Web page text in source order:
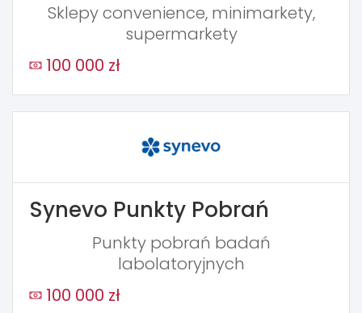
Sklepy convenience, minimarkety,
supermarkety
100 000 zł
Synevo Punkty Pobrań
Punkty pobrań badań
labolatoryjnych
100 000 zł